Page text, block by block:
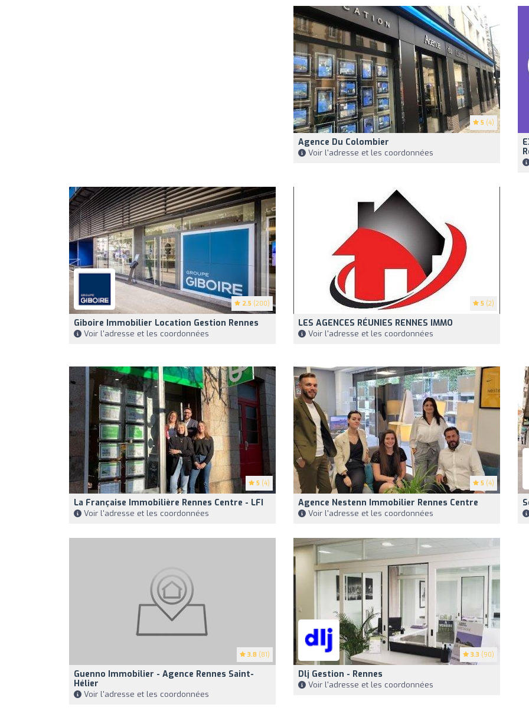
5 (4)
Agence Du Colombier
Voir l'adresse et les coordonnées
2.5 (200)
Giboire Immobilier Location Gestion Rennes
Voir l'adresse et les coordonnées
5 (2)
LES AGENCES RÉUNIES RENNES IMMO
Voir l'adresse et les coordonnées
5 (4)
La Française Immobilière Rennes Centre - LFI
Voir l'adresse et les coordonnées
5 (4)
Agence Nestenn Immobilier Rennes Centre
Voir l'adresse et les coordonnées
3.8 (81)
Guenno Immobilier - Agence Rennes Saint-
Hélier
Voir l'adresse et les coordonnées
3.3 (90)
Dlj Gestion - Rennes
Voir l'adresse et les coordonnées